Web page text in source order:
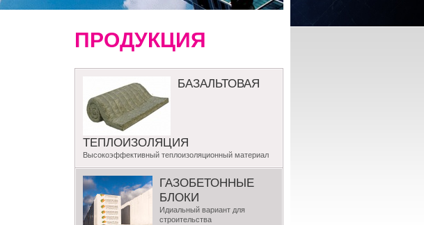
ПРОДУКЦИЯ
БАЗАЛЬТОВАЯ
ТЕПЛОИЗОЛЯЦИЯ
Высокоэффективный теплоизоляционный материал
ГАЗОБЕТОННЫЕ
БЛОКИ
Идиальный вариант для
строительства